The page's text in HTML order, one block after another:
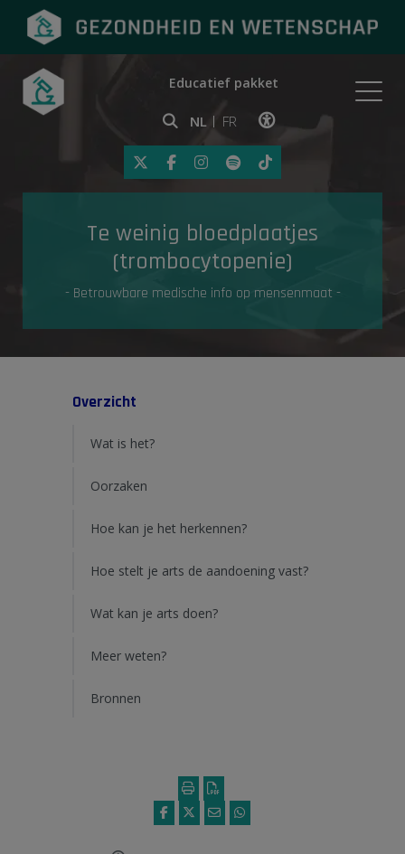
Onderwerpen
Gezondheid in de media
Educatief pakket
NL FR
Klik op deze link om
Te weinig bloedplaatjes
(trombocytopenie)
- Betrouwbare medische info op mensenmaat -
Overzicht
Wat is het?
Oorzaken
Hoe kan je het herkennen?
Hoe stelt je arts de aandoening vast?
Wat kan je arts doen?
Meer weten?
Bronnen